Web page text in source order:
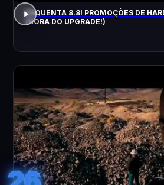
ESQUENTA 8.8! PROMOÇÕES DE
(HORA DO UPGRADE!)